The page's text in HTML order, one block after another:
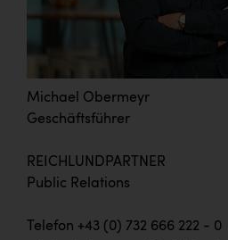
Michael Obermeyr
Geschäftsführer
REICHLUNDPARTNER
Public Relations
Telefon +43 (0) 732 666 222 - 0